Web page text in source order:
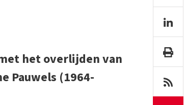
het overlijden van
Pauwels (1964-